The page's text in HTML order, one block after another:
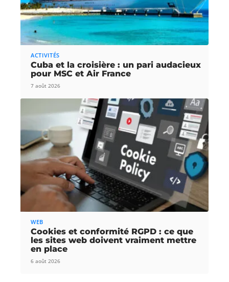
ACTIVITÉS
Cuba et la croisière : un pari audacieux
pour MSC et Air France
7 août 2026
WEB
Cookies et conformité RGPD : ce que
les sites web doivent vraiment mettre
en place
6 août 2026